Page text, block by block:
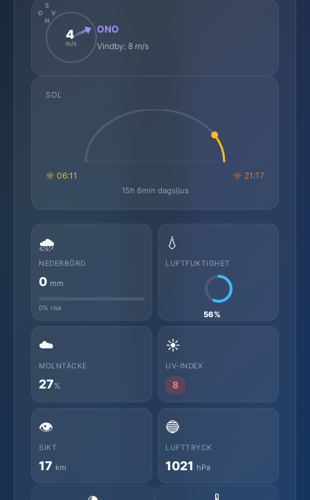
N
S
O
V
4
m/s
ONO
Vindby: 8 m/s
SOL
☼ 06:11 ☼ 21:17
15h 6min dagsljus
🌧️
NEDERBÖRD
0 mm
0% risk
💧
LUFTFUKTIGHET
56%
☁️
MOLNTÄCKE
27%
☀️
UV-INDEX
8
👁️
SIKT
17 km
🔵
LUFTTRYCK
1021 hPa